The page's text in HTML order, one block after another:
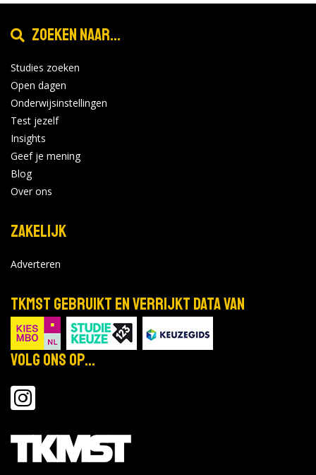
Zoeken naar...
Studies zoeken
Open dagen
Onderwijsinstellingen
Test jezelf
Insights
Geef je mening
Blog
Over ons
Zakelijk
Adverteren
TKMST gebruikt en verrijkt data van
Volg ons op...